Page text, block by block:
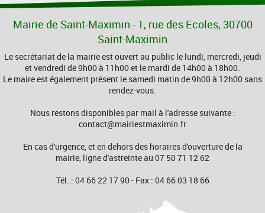
Mairie de Saint-Maximin - 1, rue des Ecoles, 30700
Saint-Maximin
Le secrétariat de la mairie est ouvert au public le lundi, mercredi, jeudi
et vendredi de 9h00 à 11h00 et le mardi de 14h00 à 18h00.
Le maire est également présent le samedi matin de 9h00 à 12h00 sans
rendez-vous.
Nous restons disponibles par mail à l'adresse suivante :
contact@mairiestmaximin.fr
En cas d'urgence, et en dehors des horaires d'ouverture de la
mairie, ligne d'astreinte au 07 50 71 12 62
Tél. : 04 66 22 17 90 - Fax : 04 66 03 18 66